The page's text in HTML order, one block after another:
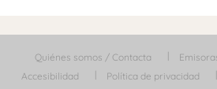
Quiénes somos / Contacta
Accesibilidad
Política de privacidad